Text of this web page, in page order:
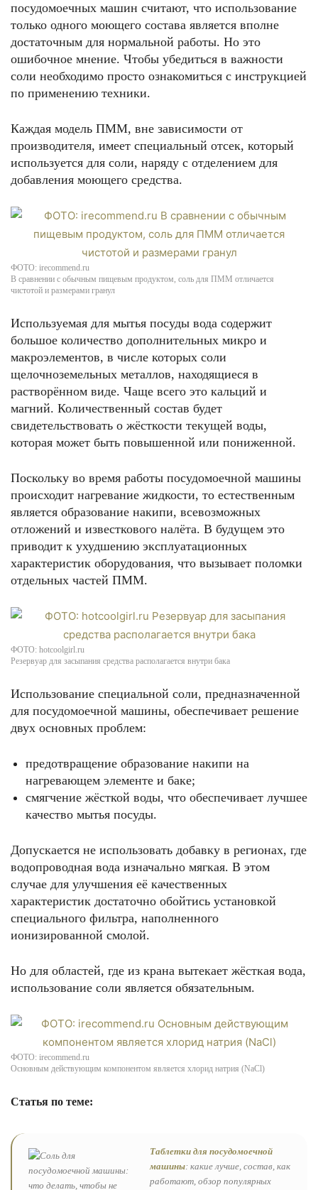
посудомоечных машин считают, что использование
только одного моющего состава является вполне
достаточным для нормальной работы. Но это
ошибочное мнение. Чтобы убедиться в важности
соли необходимо просто ознакомиться с инструкцией
по применению техники.
Каждая модель ПММ, вне зависимости от
производителя, имеет специальный отсек, который
используется для соли, наряду с отделением для
добавления моющего средства.
ФОТО: irecommend.ru
В сравнении с обычным пищевым продуктом, соль для ПММ отличается
чистотой и размерами гранул
Используемая для мытья посуды вода содержит
большое количество дополнительных микро и
макроэлементов, в числе которых соли
щелочноземельных металлов, находящиеся в
растворённом виде. Чаще всего это кальций и
магний. Количественный состав будет
свидетельствовать о жёсткости текущей воды,
которая может быть повышенной или пониженной.
Поскольку во время работы посудомоечной машины
происходит нагревание жидкости, то естественным
является образование накипи, всевозможных
отложений и известкового налёта. В будущем это
приводит к ухудшению эксплуатационных
характеристик оборудования, что вызывает поломки
отдельных частей ПММ.
ФОТО: hotcoolgirl.ru
Резервуар для засыпания средства располагается внутри бака
Использование специальной соли, предназначенной
для посудомоечной машины, обеспечивает решение
двух основных проблем:
предотвращение образование накипи на
нагревающем элементе и баке;
смягчение жёсткой воды, что обеспечивает лучшее
качество мытья посуды.
Допускается не использовать добавку в регионах, где
водопроводная вода изначально мягкая. В этом
случае для улучшения её качественных
характеристик достаточно обойтись установкой
специального фильтра, наполненного
ионизированной смолой.
Но для областей, где из крана вытекает жёсткая вода,
использование соли является обязательным.
ФОТО: irecommend.ru
Основным действующим компонентом является хлорид натрия (NaCl)
Статья по теме:
Таблетки для посудомоечной
машины: какие лучше, состав, как
работают, обзор популярных